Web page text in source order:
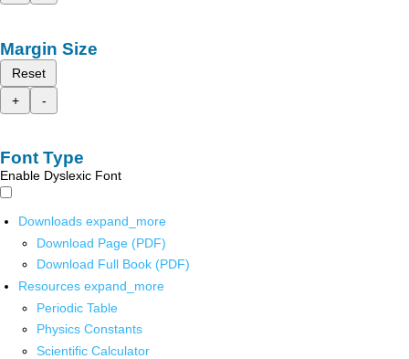
Margin Size
Reset
+
-
Font Type
Enable Dyslexic Font
Downloads expand_more
Download Page (PDF)
Download Full Book (PDF)
Resources expand_more
Periodic Table
Physics Constants
Scientific Calculator